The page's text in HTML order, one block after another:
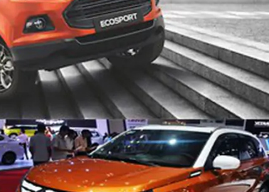
Hồ sơ doanh
nghiệp
Xu hướng thị
trường
Tiêu dùng và dư
luận
Công nghệ
Giao